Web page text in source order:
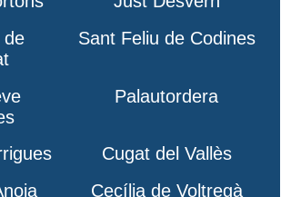
de
Sant Feliu de Codines
Palautordera
Cugat del Vallès
Cecília de Voltregà